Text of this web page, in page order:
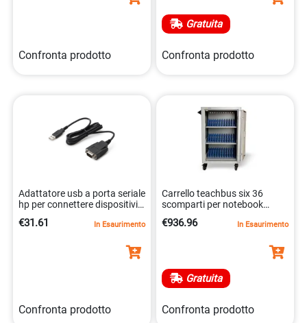
Confronta prodotto
Gratuita
Confronta prodotto
Adattatore usb a porta seriale
hp per connettere dispositivi
€31.61 In Esaurimento
Confronta prodotto
Carrello teachbus six 36
scomparti per notebook
8053830260580
€936.96 In Esaurimento
Gratuita
Confronta prodotto